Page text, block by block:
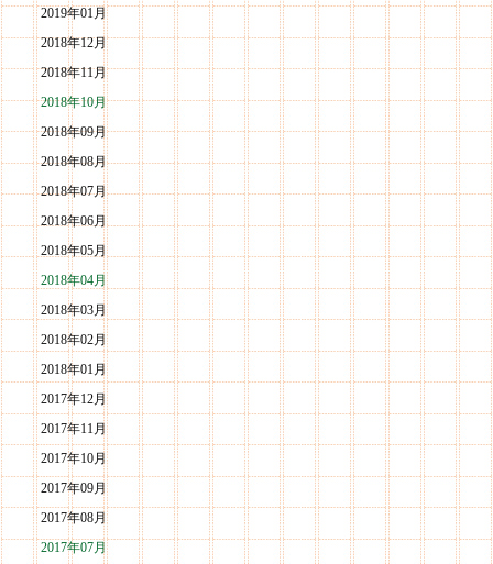
2019年01月
2018年12月
2018年11月
2018年10月
2018年09月
2018年08月
2018年07月
2018年06月
2018年05月
2018年04月
2018年03月
2018年02月
2018年01月
2017年12月
2017年11月
2017年10月
2017年09月
2017年08月
2017年07月